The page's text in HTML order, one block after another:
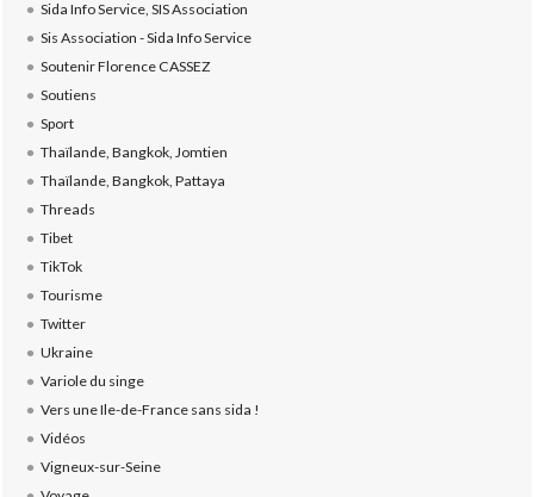
Sida Info Service, SIS Association
Sis Association - Sida Info Service
Soutenir Florence CASSEZ
Soutiens
Sport
Thaïlande, Bangkok, Jomtien
Thaïlande, Bangkok, Pattaya
Threads
Tibet
TikTok
Tourisme
Twitter
Ukraine
Variole du singe
Vers une Ile-de-France sans sida !
Vidéos
Vigneux-sur-Seine